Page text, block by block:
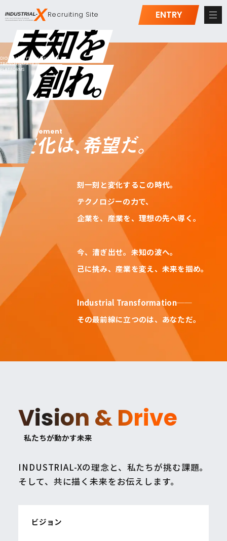
Recruiting Site ENTRY
DIGITAL/PHYSICAL/HUMAN
TRANSFORMATION
PLATFORMS
Statement
刻一刻と変化するこの時代。
テクノロジーの力で、
企業を、産業を、理想の先へ導く。
今、漕ぎ出せ。未知の波へ。
己に挑み、産業を変え、未来を掴め。
Industrial Transformation──
その最前線に立つのは、あなただ。
Vision & Drive
私たちが動かす未来
INDUSTRIAL-Xの理念と、私たちが挑む課題。
そして、共に描く未来をお伝えします。
ビジョン